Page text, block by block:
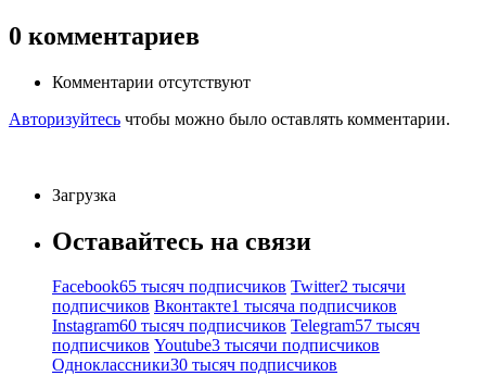
0 комментариев
Комментарии отсутствуют
Авторизуйтесь чтобы можно было оставлять комментарии.
Загрузка
Оставайтесь на связи
Facebook65 тысяч подписчиков Twitter2 тысячи
подписчиков Вконтакте1 тысяча подписчиков
Instagram60 тысяч подписчиков Telegram57 тысяч
подписчиков Youtube3 тысячи подписчиков
Одноклассники30 тысяч подписчиков